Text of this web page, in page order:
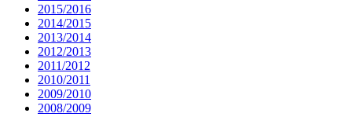
2015/2016
2014/2015
2013/2014
2012/2013
2011/2012
2010/2011
2009/2010
2008/2009